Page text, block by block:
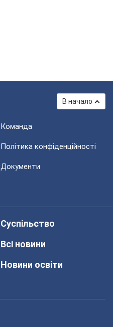
В начало
Команда
Політика конфіденційності
Документи
Суспільство
Всі новини
Новини освіти